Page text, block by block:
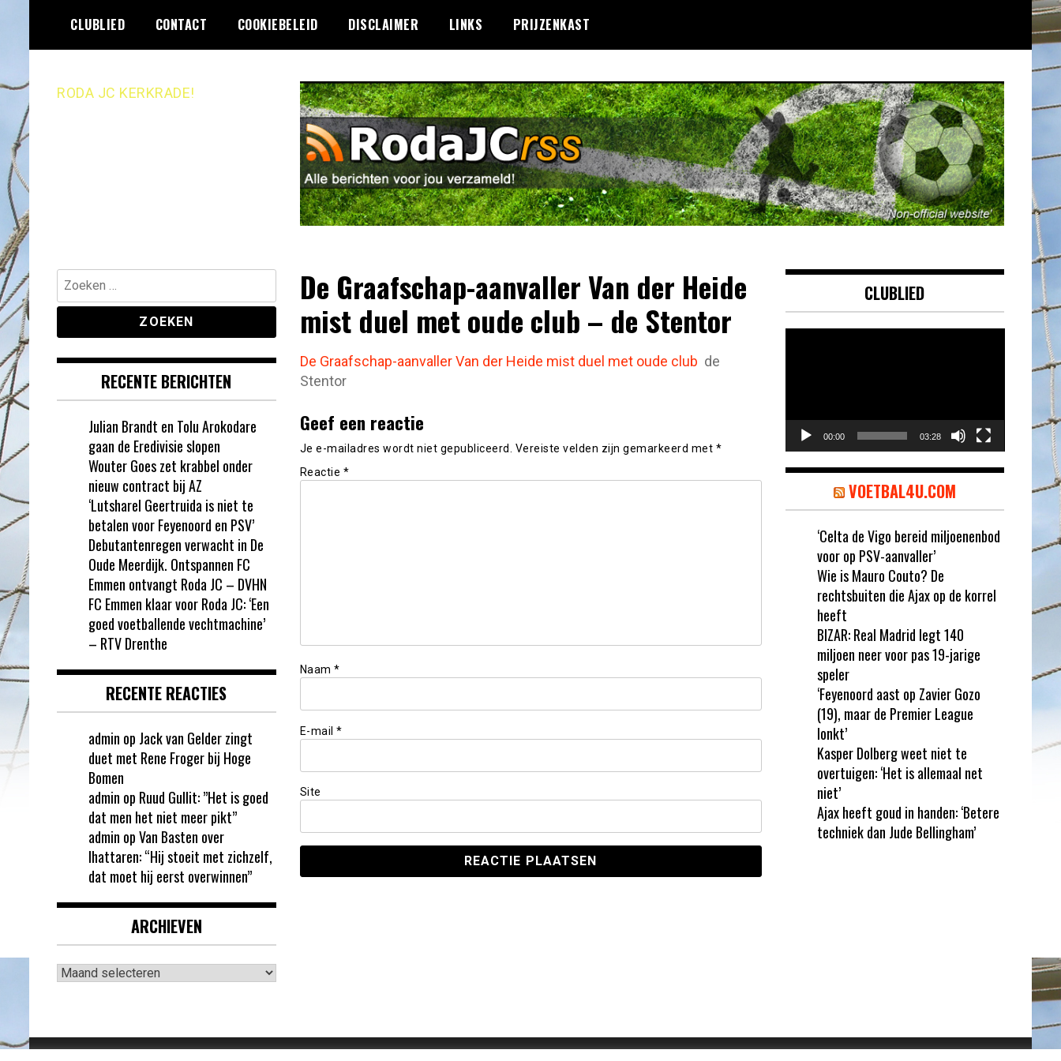
de
CLUBLIED CONTACT COOKIEBELEID DISCLAIMER LINKS PRIJZENKAST
RODA JC KERKRADE!
De Graafschap-aanvaller Van der Heide
mist duel met oude club – de Stentor
De Graafschap-aanvaller Van der Heide mist duel met oude club de
Stentor
Geef een reactie
Je e-mailadres wordt niet gepubliceerd. Vereiste velden zijn gemarkeerd met *
Reactie *
Naam *
E-mail *
Site
Zoeken
naar:
RECENTE BERICHTEN
Julian Brandt en Tolu Arokodare
gaan de Eredivisie slopen
Wouter Goes zet krabbel onder
nieuw contract bij AZ
‘Lutsharel Geertruida is niet te
betalen voor Feyenoord en PSV’
Debutantenregen verwacht in De
Oude Meerdijk. Ontspannen FC
Emmen ontvangt Roda JC – DVHN
FC Emmen klaar voor Roda JC: ‘Een
goed voetballende vechtmachine’
– RTV Drenthe
RECENTE REACTIES
admin op Jack van Gelder zingt
duet met Rene Froger bij Hoge
Bomen
admin op Ruud Gullit: ”Het is goed
dat men het niet meer pikt”
admin opVan Basten over
Ihattaren: “Hij stoeit met zichzelf,
dat moet hij eerst overwinnen”
ARCHIEVEN
Archieven
CLUBLIED
00:00 03:28
VOETBAL4U.COM
‘Celta de Vigo bereid miljoenenbod
voor op PSV-aanvaller’
Wie is Mauro Couto? De
rechtsbuiten die Ajax op de korrel
heeft
BIZAR: Real Madrid legt 140
miljoen neer voor pas 19-jarige
speler
‘Feyenoord aast op Zavier Gozo
(19), maar de Premier League
lonkt’
Kasper Dolberg weet niet te
overtuigen: ‘Het is allemaal net
niet’
Ajax heeft goud in handen: ‘Betere
techniek dan Jude Bellingham’